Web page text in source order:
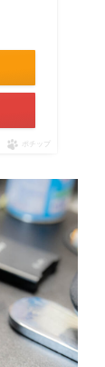
ポチップ